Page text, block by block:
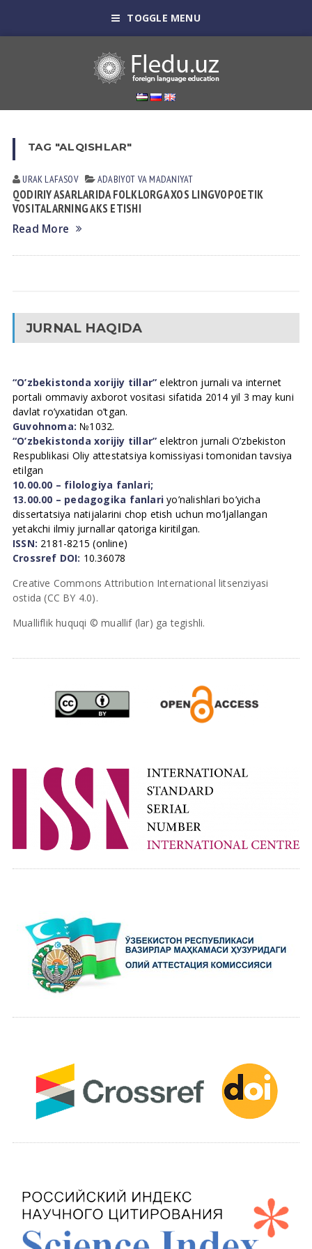
TOGGLE MENU
TAG "ALQISHLAR"
URAK LАFАSOV АDАBIYOT VА MАDАNIYAT
QODIRIY ASARLARIDA FOLKLORGA XOS LINGVOPOETIK
VOSITALARNING AKS ETISHI
Read More
JURNAL HAQIDA
“O’zbekistonda xorijiy tillar” elektron jurnali va internet
portali ommaviy axborot vositasi sifatida 2014 yil 3 may kuni
davlat ro’yxatidan o’tgan.
Guvohnoma: №1032.
“O’zbekistonda xorijiy tillar” elektron jurnali O’zbekiston
Respublikasi Oliy attestatsiya komissiyasi tomonidan tavsiya
etilgan
10.00.00 – filologiya fanlari;
13.00.00 – pedagogika fanlari yo’nalishlari bo’yicha
dissertatsiya natijalarini chop etish uchun mo’ljallangan
yetakchi ilmiy jurnallar qatoriga kiritilgan.
ISSN: 2181-8215 (online)
Crossref DOI: 10.36078
Creative Commons Attribution International litsenziyasi
ostida (CC BY 4.0).
Mualliflik huquqi © muallif (lar) ga tegishli.